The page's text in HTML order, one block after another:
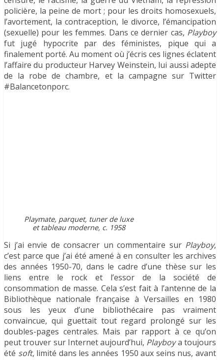
policière, la peine de mort ; pour les droits homosexuels,
l’avortement, la contraception, le divorce, l’émancipation
(sexuelle) pour les femmes. Dans ce dernier cas, Playboy
fut jugé hypocrite par des féministes, pique qui a
finalement porté. Au moment où j’écris ces lignes éclatent
l’affaire du producteur Harvey Weinstein, lui aussi adepte
de la robe de chambre, et la campagne sur Twitter
#Balancetonporc.
Playmate, parquet, tuner de luxe
et tableau moderne, c. 1958
Si j’ai envie de consacrer un commentaire sur Playboy,
c’est parce que j’ai été amené à en consulter les archives
des années 1950-70, dans le cadre d’une thèse sur les
liens entre le rock et l’essor de la société de
consommation de masse. Cela s’est fait à l’antenne de la
Bibliothèque nationale française à Versailles en 1980
sous les yeux d’une bibliothécaire pas vraiment
convaincue, qui guettait tout regard prolongé sur les
doubles-pages centrales. Mais par rapport à ce qu’on
peut trouver sur Internet aujourd’hui, Playboya toujours
été soft, limité dans les années 1950 aux seins nus, avant